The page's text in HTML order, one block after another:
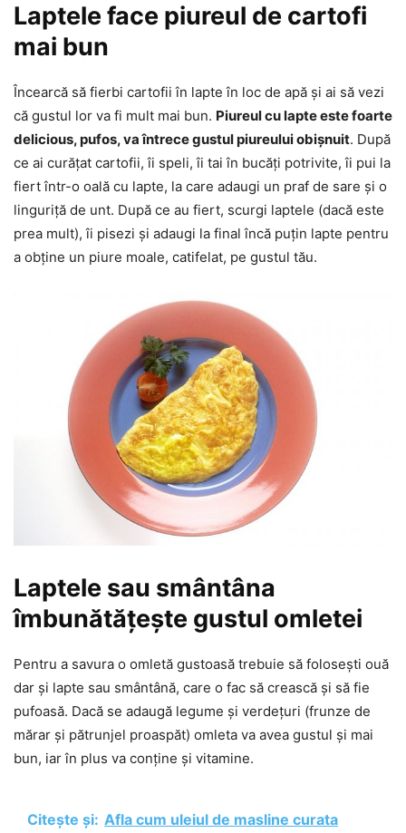
Laptele face piureul de cartofi
mai bun
Încearcă să fierbi cartofii în lapte în loc de apă și ai să vezi
că gustul lor va fi mult mai bun. Piureul cu lapte este foarte
delicious, pufos, va întrece gustul piureului obișnuit. După
ce ai curățat cartofii, îi speli, îi tai în bucăți potrivite, îi pui la
fiert într-o oală cu lapte, la care adaugi un praf de sare și o
linguriță de unt. După ce au fiert, scurgi laptele (dacă este
prea mult), îi pisezi și adaugi la final încă puțin lapte pentru
a obține un piure moale, catifelat, pe gustul tău.
Laptele sau smântâna
îmbunătățește gustul omletei
Pentru a savura o omletă gustoasă trebuie să folosești ouă
dar și lapte sau smântână, care o fac să crească și să fie
pufoasă. Dacă se adaugă legume și verdețuri (frunze de
mărar și pătrunjel proaspăt) omleta va avea gustul și mai
bun, iar în plus va conține și vitamine.
Citește și: Afla cum uleiul de masline curata